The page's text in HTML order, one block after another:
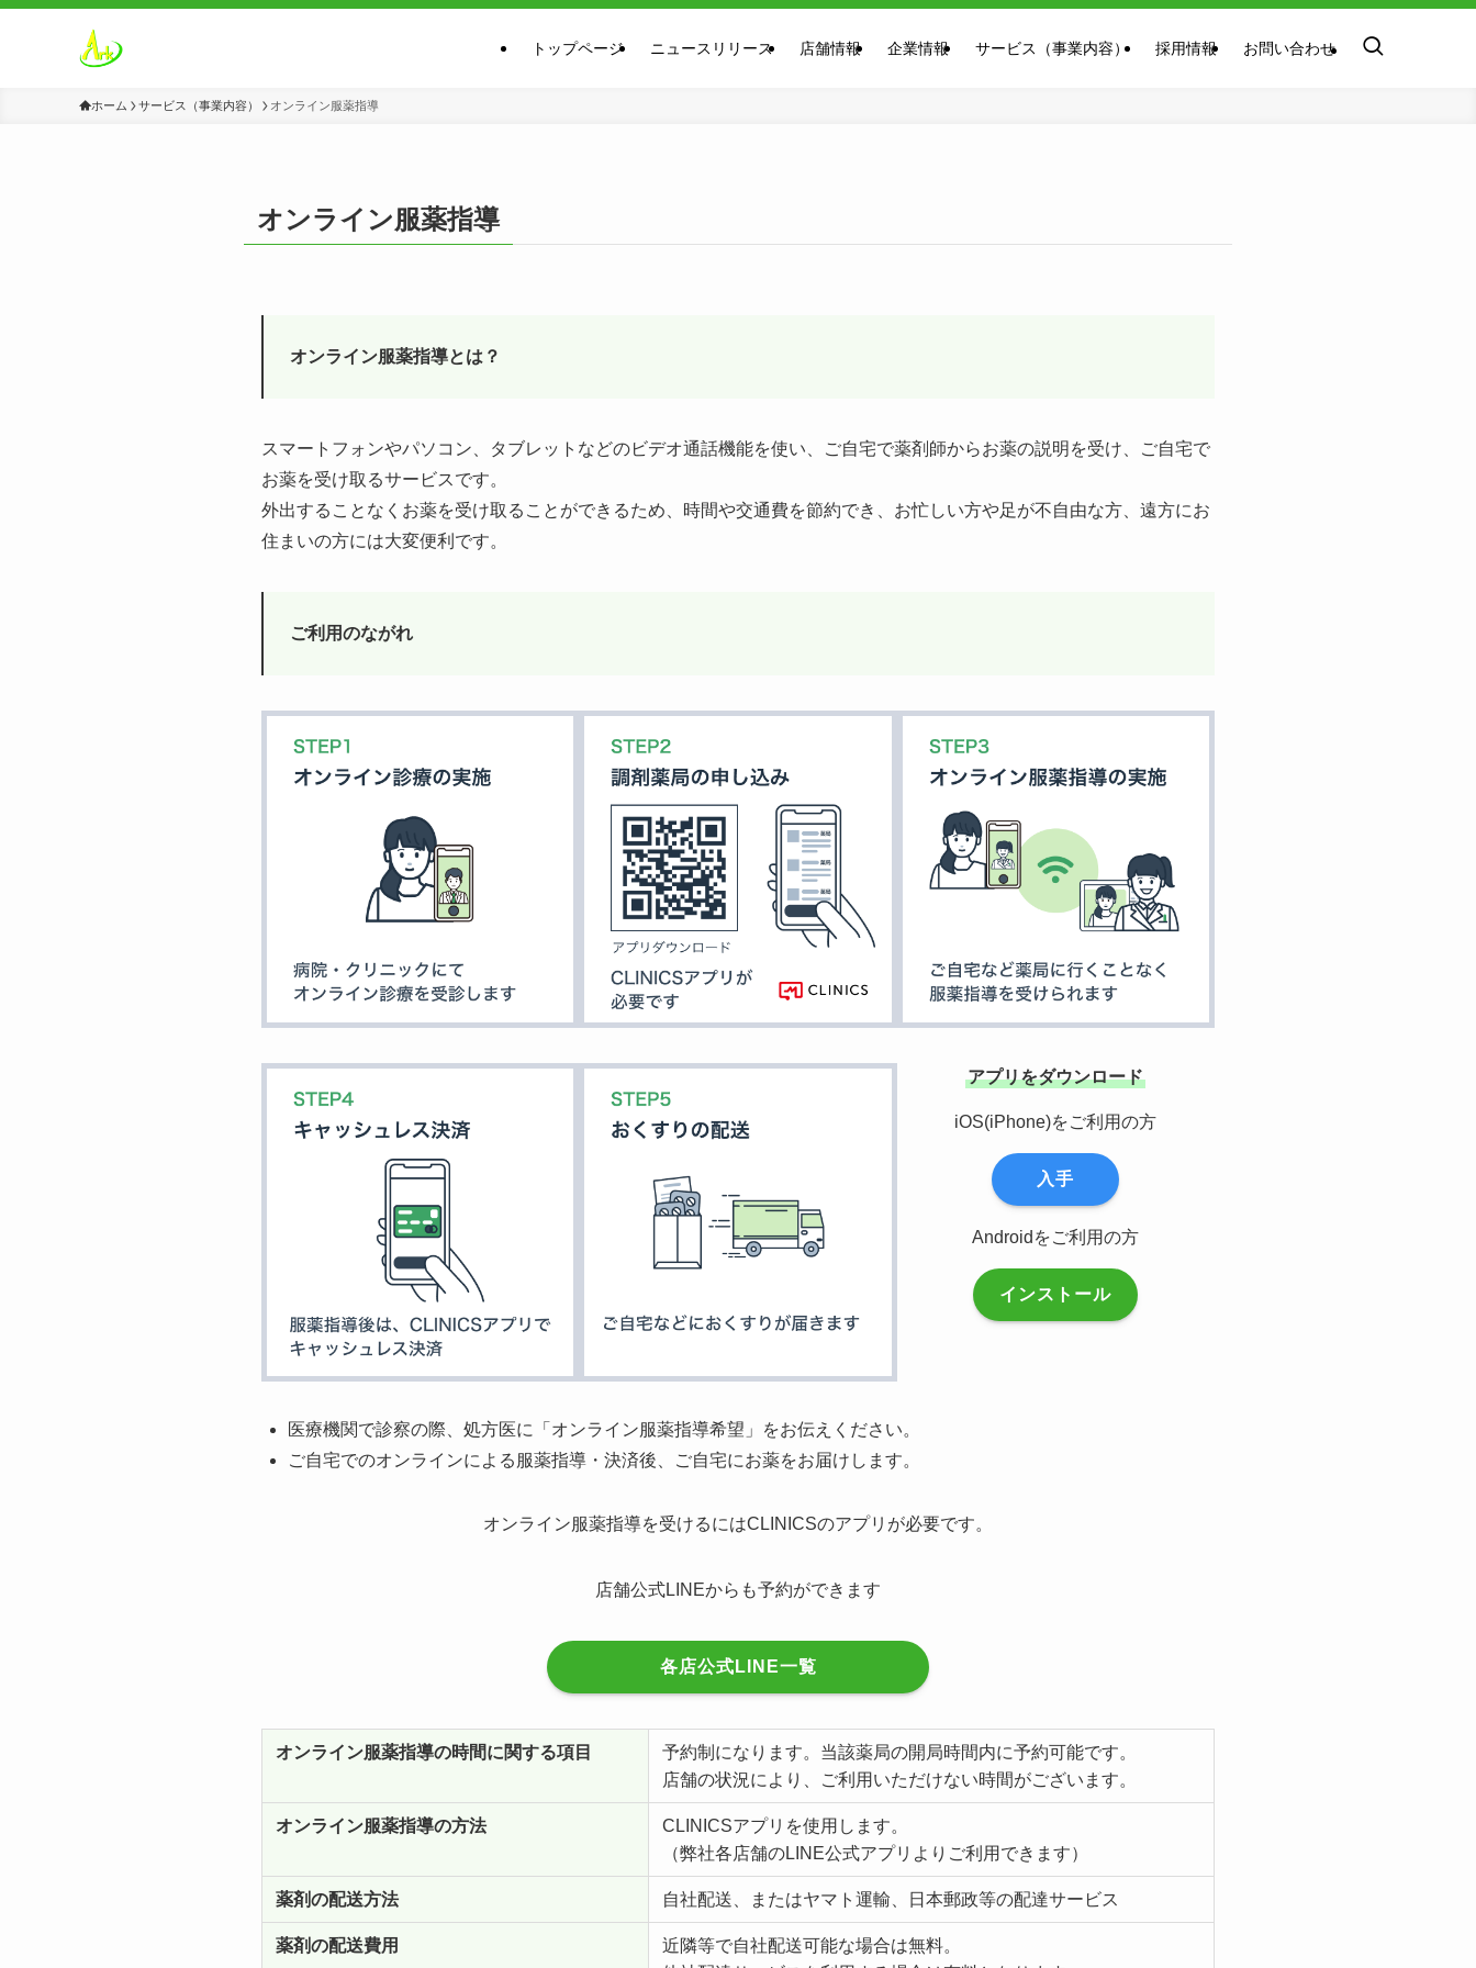
トップページ ニュースリリース 店舗情報 企業情報 サービス（事業内容） 採用情報 お問い合わせ
ホーム サービス（事業内容） オンライン服薬指導
オンライン服薬指導
オンライン服薬指導とは？
スマートフォンやパソコン、タブレットなどのビデオ通話機能を使い、ご自宅で薬剤師からお薬の説明を受け、ご自宅で
お薬を受け取るサービスです。
外出することなくお薬を受け取ることができるため、時間や交通費を節約でき、お忙しい方や足が不自由な方、遠方にお
住まいの方には大変便利です。
ご利用のながれ
アプリをダウンロード
iOS(iPhone)をご利用の方
入手
Androidをご利用の方
インストール
医療機関で診察の際、処方医に「オンライン服薬指導希望」をお伝えください。
ご自宅でのオンラインによる服薬指導・決済後、ご自宅にお薬をお届けします。
オンライン服薬指導を受けるにはCLINICSのアプリが必要です。
店舗公式LINEからも予約ができます
各店公式LINE一覧
オンライン服薬指導の時間に関する項目
予約制になります。当該薬局の開局時間内に予約可能です。
店舗の状況により、ご利用いただけない時間がございます。
オンライン服薬指導の方法
CLINICSアプリを使用します。
（弊社各店舗のLINE公式アプリよりご利用できます）
薬剤の配送方法 自社配送、またはヤマト運輸、日本郵政等の配達サービス
薬剤の配送費用
近隣等で自社配送可能な場合は無料。